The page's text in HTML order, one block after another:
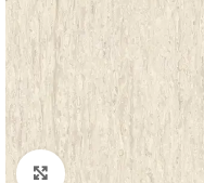
Padidinti nuotrauką